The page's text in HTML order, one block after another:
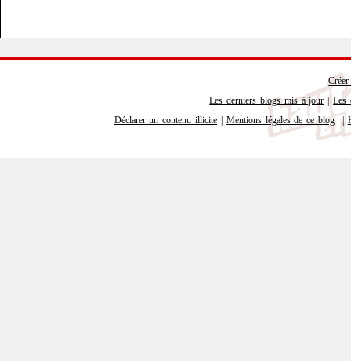
Les derniers blogs mis à jour |Les
Déclarer un contenu illicite
Mentions légales de ce blog |